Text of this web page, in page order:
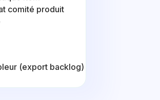
comité produit
(export backlog)